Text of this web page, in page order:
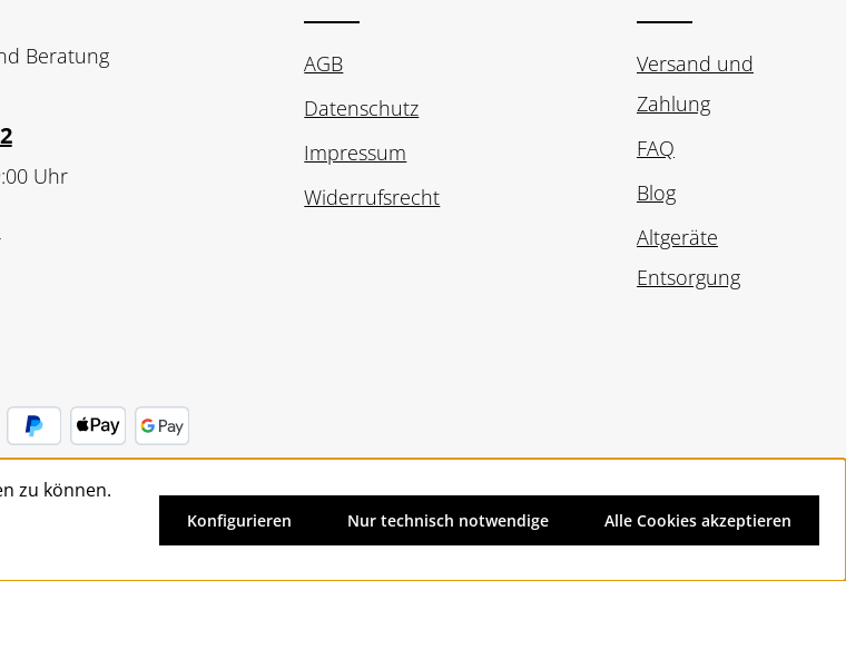
Beratung
Uhr
AGB
Datenschutz
Impressum
Widerrufsrecht
Versand und
Zahlung
FAQ
Blog
Altgeräte
Entsorgung
Mehrwertsteuer zzgl.Versandkostenund ggf. Nachnahmegebühren, wenn nicht anders angegeben.
zu können.
Nur technisch notwendige
Konfigurieren Alle Cookies akzeptieren